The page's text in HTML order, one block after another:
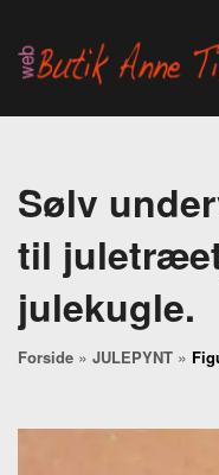
Sølv
til
julekugle.
Forside » JULEPYNT »